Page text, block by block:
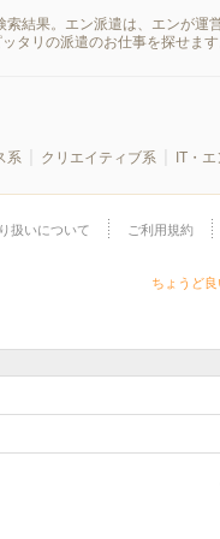
結果。エン派遣は、エンが
タリの派遣のお仕事を探せます
系 クリエイティブ系 IT・
扱いについて ご利用規約
ちょうど